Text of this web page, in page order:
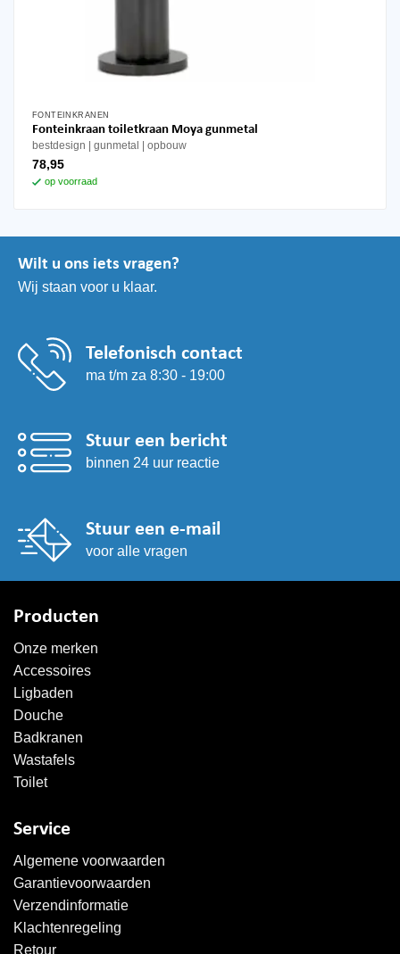
FONTEINKRANEN
Fonteinkraan toiletkraan Moya gunmetal
bestdesign gunmetal opbouw
78,95
op voorraad
Wilt u ons iets vragen?
Wij staan voor u klaar.
Telefonisch contact
ma t/m za 8:30 - 19:00
Stuur een bericht
binnen 24 uur reactie
Stuur een e-mail
voor alle vragen
Producten
Onze merken
Accessoires
Ligbaden
Douche
Badkranen
Wastafels
Toilet
Service
Algemene voorwaarden
Garantievoorwaarden
Verzendinformatie
Klachtenregeling
Retour